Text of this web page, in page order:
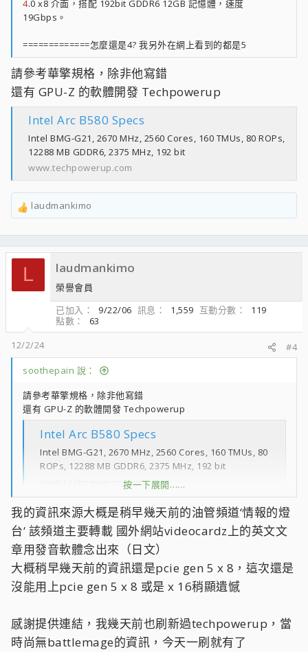
4.0 x8 介面，搭配 192bit GDDR6 12GB 記憶體，速度
19Gbps。
=============怎麼還是4? 我另外在網上看到的都是5
請參考華擎規格，除非他寫錯
還有 GPU-Z 的軟體開發 Techpowerup
Intel Arc B580 Specs
Intel BMG-G21, 2670 MHz, 2560 Cores, 160 TMUs, 80 ROPs,
12288 MB GDDR6, 2375 MHz, 192 bit
www.techpowerup.com
R
a
c
o
：
laudmankimo
L laudmankimo
榮譽會員
已加入
9/22/06 訊息 1,559 互動分數
119
點數
63
12/2/24
#4
soothepain 說：
請參考華擎規格，除非他寫錯
還有 GPU-Z 的軟體開發 Techpowerup
Intel Arc B580 Specs
Intel BMG-G21, 2670 MHz, 2560 Cores, 160 TMUs, 80
ROPs, 12288 MB GDDR6, 2375 MHz, 192 bit
www.techpowerup.com按一下展開……
我的資訊來源大概是稍早幾天前的油管頻道‘情報的燈
台‘ 該頻道主要轉載 國外網站videocardz上的英文文
章用發音軟體念出來（日文）
大概稍早幾天前的資訊還是pcie gen 5 x 8，這次還是
沒能用上pcie gen 5 x 8 或是 x 16稍顯遺憾
感謝提供連結，我幾天前也刷新過techpowerup，當
時尚無battlemage的資訊，今天一刷就有了